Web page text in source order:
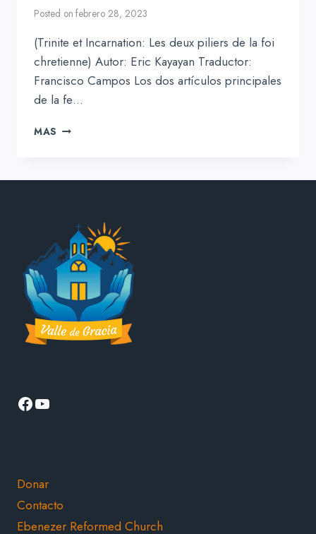
Posted on febrero 28, 2023
(Trinite et Incarnation: Les deux piliers de la foi
chretienne) Autor: Eric Kayayan Traductor:
Francisco Campos Los dos artículos principales
de la fe…
MAS TRINIDAD
FE
CRISTIANA
Facebook
YouTube
Donar
Contacto
Ebenezer Reformed Church